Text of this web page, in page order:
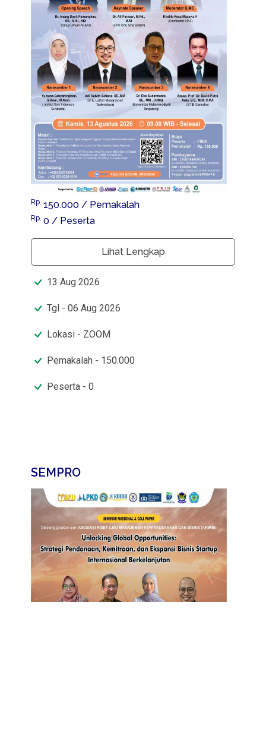
Rp. 150.000 / Pemakalah
Rp. 0 / Peserta
Lihat Lengkap
13 Aug 2026
Tgl - 06 Aug 2026
Lokasi - ZOOM
Pemakalah - 150.000
Peserta - 0
SEMPRO